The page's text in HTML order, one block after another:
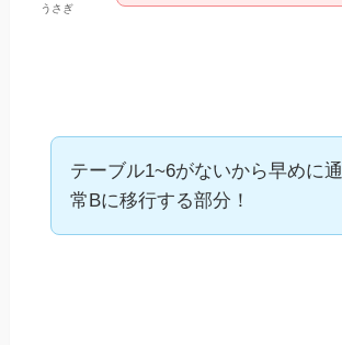
うさぎ
テーブル1~6がないから早めに通
常Bに移行する部分！